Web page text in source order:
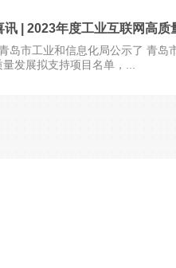
岛市工业和信息化局公示了 青岛
量发展拟支持项目名单，...